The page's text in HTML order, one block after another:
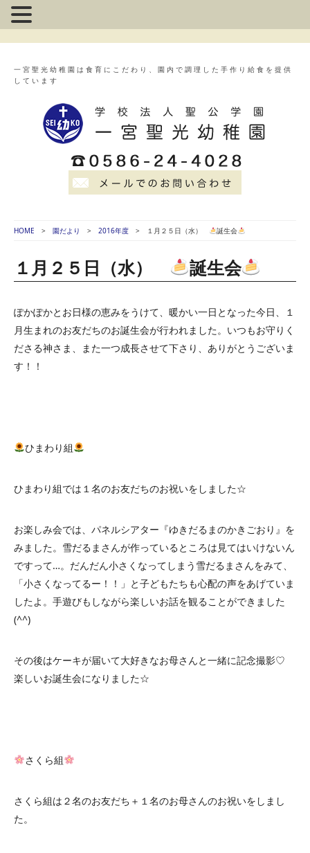
一宮聖光幼稚園は食育にこだわり、園内で調理した手作り給食を提供
しています
HOME 園だより 2016年度 １月２５日（水） 誕生会
１月２５日（水） 誕生会
ぽかぽかとお日様の恵みをうけて、暖かい一日となった今日、１
月生まれのお友だちのお誕生会が行われました。いつもお守りく
ださる神さま、また一つ成長させて下さり、ありがとうございま
す！！
ひまわり組
ひまわり組では１名のお友だちのお祝いをしました☆
お楽しみ会では、パネルシアター『ゆきだるまのかきごおり』を
みました。雪だるまさんが作っているところは見てはいけないん
ですって…。だんだん小さくなってしまう雪だるまさんをみて、
「小さくなってるー！！」と子どもたちも心配の声をあげていま
したよ。手遊びもしながら楽しいお話を観ることができました
(^^)
その後はケーキが届いて大好きなお母さんと一緒に記念撮影♡
楽しいお誕生会になりました☆
さくら組
さくら組は２名のお友だち＋１名のお母さんのお祝いをしまし
た。